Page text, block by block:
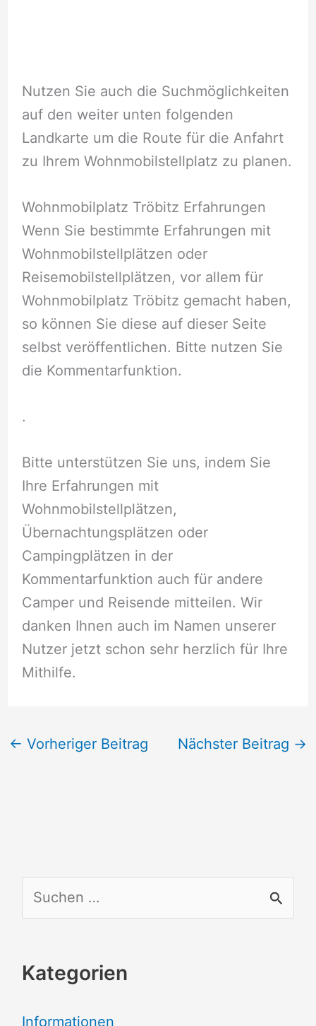
Nutzen Sie auch die Suchmöglichkeiten
auf den weiter unten folgenden
Landkarte um die Route für die Anfahrt
zu Ihrem Wohnmobilstellplatz zu planen.
Wohnmobilplatz Tröbitz Erfahrungen
Wenn Sie bestimmte Erfahrungen mit
Wohnmobilstellplätzen oder
Reisemobilstellplätzen, vor allem für
Wohnmobilplatz Tröbitz gemacht haben,
so können Sie diese auf dieser Seite
selbst veröffentlichen. Bitte nutzen Sie
die Kommentarfunktion.
.
Bitte unterstützen Sie uns, indem Sie
Ihre Erfahrungen mit
Wohnmobilstellplätzen,
Übernachtungsplätzen oder
Campingplätzen in der
Kommentarfunktion auch für andere
Camper und Reisende mitteilen. Wir
danken Ihnen auch im Namen unserer
Nutzer jetzt schon sehr herzlich für Ihre
Mithilfe.
← Vorheriger Beitrag Nächster Beitrag →
u
h
Kategorien
Informationen